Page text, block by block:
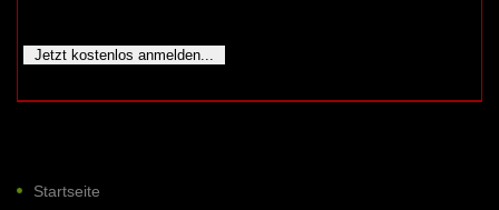
Startseite